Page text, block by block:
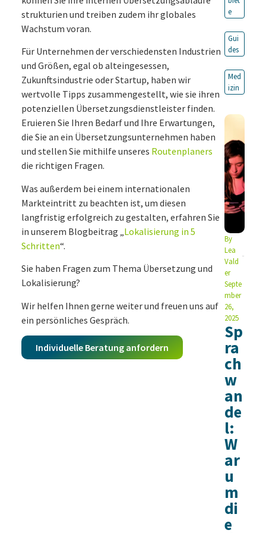
strukturien und treiben zudem ihr globales
Wachstum voran.
Für Unternehmen der verschiedensten Industrien
und Größen, egal ob alteingesessen,
Zukunftsindustrie oder Startup, haben wir
wertvolle Tipps zusammengestellt, wie sie ihren
potenziellen Übersetzungsdienstleister finden.
Eruieren Sie Ihren Bedarf und Ihre Erwartungen,
die Sie an ein Übersetzungsunternehmen haben
und stellen Sie mithilfe unseres Routenplaners
die richtigen Fragen.
Was außerdem bei einem internationalen
Markteintritt zu beachten ist, um diesen
langfristig erfolgreich zu gestalten, erfahren Sie
in unserem Blogbeitrag „ Lokalisierung in 5
Schritten“.
Sie haben Fragen zum Thema Übersetzung und
Lokalisierung?
Wir helfen Ihnen gerne weiter und freuen uns auf
ein persönliches Gespräch.
Individuelle Beratung anfordern
e
Gui
des
Med
izin
By
Lea
Vald
er
Septe
mber
26,
2025
Sp
ra
ch
w
an
de
l:
W
ar
u
m
di
e